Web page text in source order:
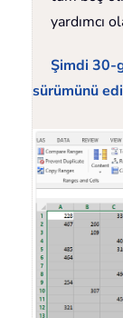
yardımcı
Şimdi 30-
sürümünü